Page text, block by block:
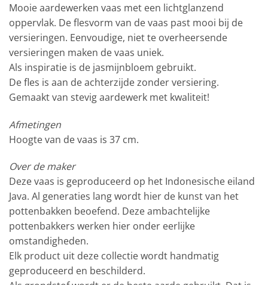
Mooie aardewerken vaas met een lichtglanzend
oppervlak. De flesvorm van de vaas past mooi bij de
versieringen. Eenvoudige, niet te overheersende
versieringen maken de vaas uniek.
Als inspiratie is de jasmijnbloem gebruikt.
De fles is aan de achterzijde zonder versiering.
Gemaakt van stevig aardewerk met kwaliteit!
Afmetingen
Hoogte van de vaas is 37 cm.
Over de maker
Deze vaas is geproduceerd op het Indonesische eiland
Java. Al generaties lang wordt hier de kunst van het
pottenbakken beoefend. Deze ambachtelijke
pottenbakkers werken hier onder eerlijke
omstandigheden.
Elk product uit deze collectie wordt handmatig
geproduceerd en beschilderd.